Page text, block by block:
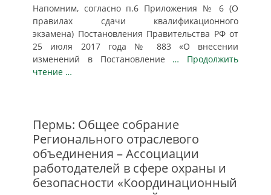
Напомним, согласно п.6 Приложения № 6 (О
правилах сдачи квалификационного
экзамена) Постановления Правительства РФ от
25 июля 2017 года № 883 «О внесении
изменений в Постановление … Продолжить
чтение …
Пермь: Общее собрание
Регионального отраслевого
объединения – Ассоциации
работодателей в сфере охраны и
безопасности «Координационный